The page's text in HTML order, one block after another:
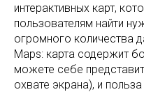
интерактивных карт,
пользователям найти
огромного количества
Maps: карта содержит
можете себе
охвате экрана), и